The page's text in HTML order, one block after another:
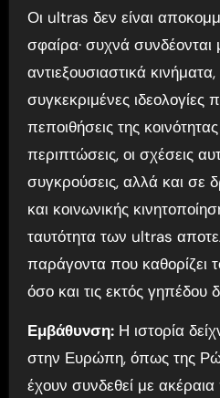
Οι ultras δεν είναι
σφαίρα· συχνά συνδέονται
αντιεξουσιαστικά
συγκεκριμένες ιδεολογίες
πεποιθήσεις της
περιπτώσεις, οι σχέσεις
συγκρούσεις, αλλά και σε
και κοινωνικής
ταυτότητα των ultras
παράγοντα που καθορίζει
όσο και τις εκτός γηπέδου
Εμβάθυνση:Η ιστορία
στην Ευρώπη, όπως της
έχουν συνδεθεί με ακέραια